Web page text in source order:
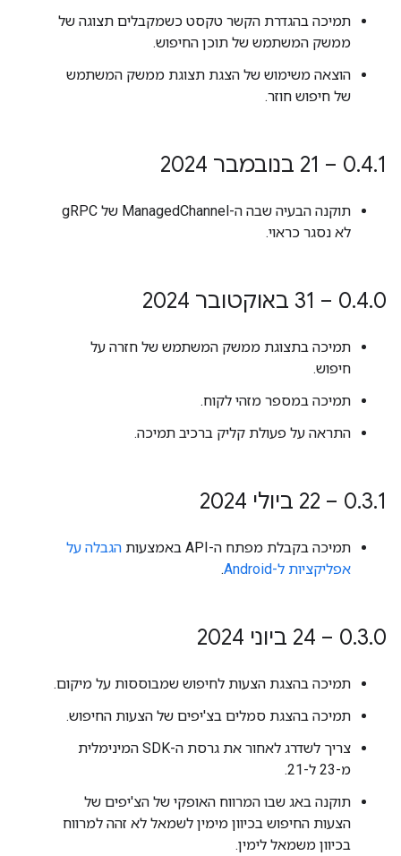
תמיכה בהגדרת הקשר טקסט כשמקבלים תצוגה של
ממשק המשתמש של תוכן החיפוש.
הוצאה משימוש של הצגת תצוגת ממשק המשתמש
של חיפוש חוזר.
0.4.1 – 21 בנובמבר 2024
תוקנה הבעיה שבה ה-ManagedChannel של gRPC
לא נסגר כראוי.
0.4.0 – 31 באוקטובר 2024
תמיכה בתצוגת ממשק המשתמש של חזרה על
חיפוש.
תמיכה במספר מזהי לקוח.
התראה על פעולת קליק ברכיב תמיכה.
0.3.1 – 22 ביולי 2024
תמיכה בקבלת מפתח ה-API באמצעות
הגבלה על
אפליקציות ל-Android
.
0.3.0 – 24 ביוני 2024
תמיכה בהצגת הצעות לחיפוש שמבוססות על מיקום.
תמיכה בהצגת סמלים בצ'יפים של הצעות החיפוש.
צריך לשדרג לאחור את גרסת ה-SDK המינימלית
מ-23 ל-21.
תוקנה באג שבו המרווח האופקי של הצ'יפים של
הצעות החיפוש בכיוון מימין לשמאל לא זהה למרווח
בכיוון משמאל לימין.